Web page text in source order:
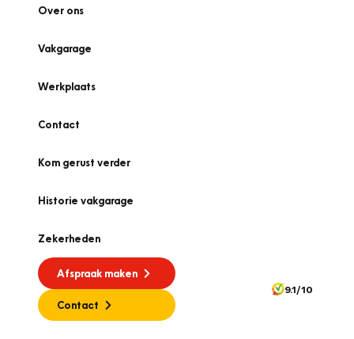
Over ons
Vakgarage
Werkplaats
Contact
Kom gerust verder
Historie vakgarage
Zekerheden
Afspraak maken
Contact
9.1/10